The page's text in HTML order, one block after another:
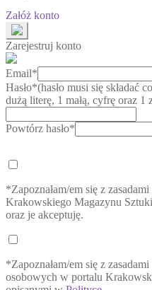
Załóż konto
Zarejestruj konto
Email*
Hasło*(hasło musi się składać
dużą literę, 1 małą, cyfrę oraz 1
Powtórz hasło*
*Zapoznałam/em się z
Krakowskiego Magazynu
oraz je akceptuję.
*Zapoznałam/em się z
osobowych w portalu